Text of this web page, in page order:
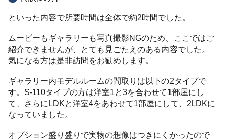
といった内容で所要時間は全体で約2時間でした。
ムービーもギャラリーも写真撮影NGのため、ここではご
紹介できませんが、とても見ごたえのある内容でした。
気になる方は是非訪問をお勧めします。
ギャラリー内モデルルームの間取りは以下の2タイプで
す。S-110タイプの方は洋室1と3を合わせて1部屋にし
て、さらにLDKと洋室4をあわせて1部屋にして、2LDKに
なっていました。
オプション盛り盛りで実物の想像はつきにくかったので